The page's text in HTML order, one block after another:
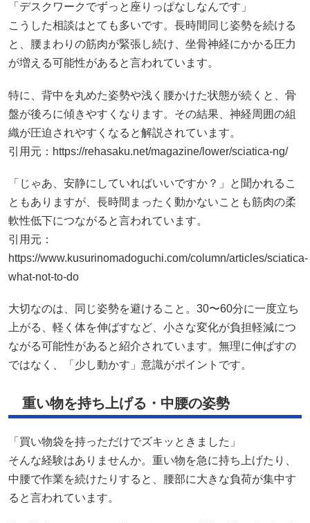
「デスクワークでずっと座りっぱなしなんです」
こうした相談はとても多いです。長時間同じ姿勢を続ける
と、腰まわりの筋肉が緊張し続け、坐骨神経にかかる圧力
が増える可能性があると言われています。
特に、背中を丸めた姿勢や浅く腰かけた状態が続くと、骨
盤が後ろに傾きやすくなります。その結果、神経周囲の組
織が圧迫されやすくなると解説されています。
引用元： https://rehasaku.net/magazine/lower/sciatica-ng/
「じゃあ、安静にしていればいいですか？」と聞かれるこ
ともありますが、長時間まったく動かないことも筋肉の柔
軟性低下につながると言われています。
引用元：
https://www.kusurinomadoguchi.com/column/articles/sciatica-
what-not-to-do
大切なのは、同じ姿勢を避けること。30〜60分に一度立ち
上がる、軽く体を伸ばすなど、小さな変化が負担軽減につ
ながる可能性があると紹介されています。無理に伸ばすの
ではなく、「少し動かす」意識がポイントです。
重い物を持ち上げる・中腰の姿勢
「買い物袋を持っただけでズキッときました」
そんな経験はありませんか。重い物を急に持ち上げたり、
中腰で作業を続けたりすると、腰部に大きな負荷が集中す
ると言われています。